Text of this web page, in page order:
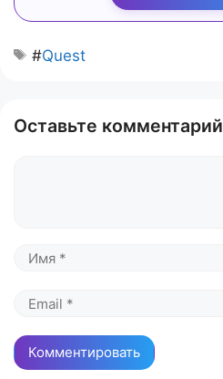
#Quest
Оставьте комментарий
Имя
Email